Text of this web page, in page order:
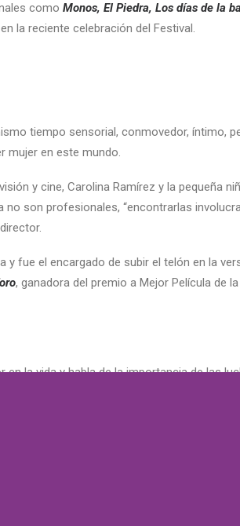
como Monos, El Piedra, Los días de la
la reciente celebración del Festival.
tiempo sensorial, conmovedor, íntimo,
mujer en este mundo.
y cine, Carolina Ramírez y la pequeña
son profesionales, “encontrarlas
fue el encargado de subir el telón en la
, ganadora del premio a Mejor Película de
la vida y habla de la importancia de las